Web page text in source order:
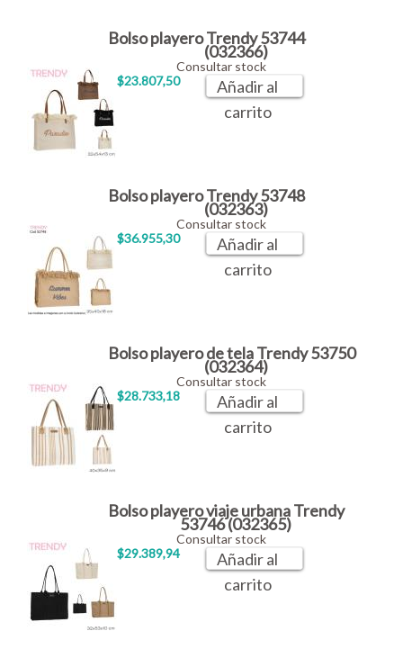
Bolso playero Trendy 53744
(032366)
$23.807,50
Consultar stock
Añadir al
carrito
Bolso playero Trendy 53748
(032363)
$36.955,30
Consultar stock
Añadir al
carrito
Bolso playero de tela Trendy 53750
(032364)
$28.733,18
Consultar stock
Añadir al
carrito
Bolso playero viaje urbana Trendy
53746 (032365)
$29.389,94
Consultar stock
Añadir al
carrito